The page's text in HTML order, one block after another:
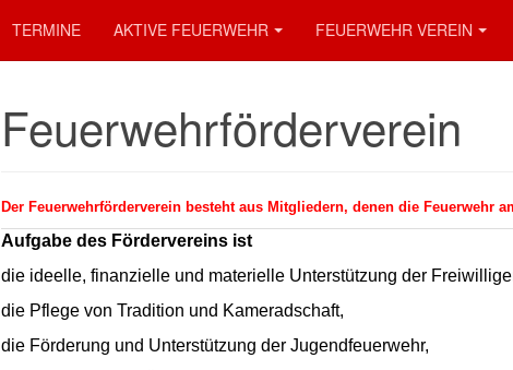
TERMINE AKTIVE FEUERWEHR FEUERWEHR VEREIN
Feuerwehrförderverein
Der Feuerwehrförderverein besteht aus Mitgliedern, denen die Feuerwehr
Aufgabe des Fördervereins ist
die ideelle, finanziell e und materielle Unterstützung der
die Pflege von Tradition und Kameradschaft,
die Förderung und Unterstützung der Jugendfeuerwehr,